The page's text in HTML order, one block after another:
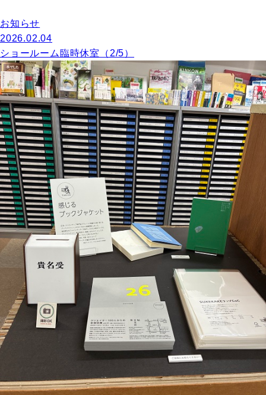
お知らせ
2026.02.04
ショールーム臨時休室（2/5）